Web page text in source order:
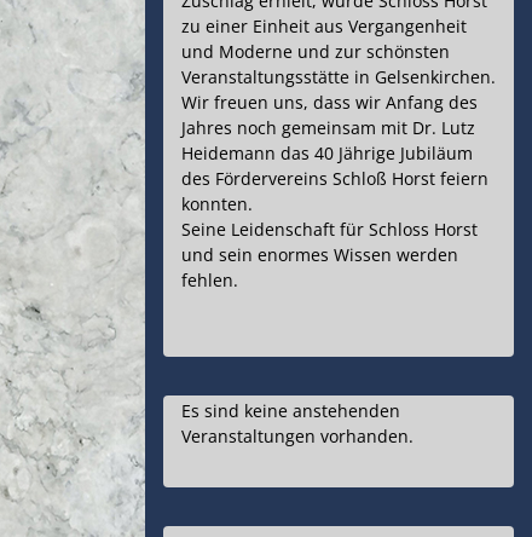
zu einer Einheit aus Vergangenheit
und Moderne und zur schönsten
Veranstaltungsstätte in Gelsenkirchen.
Wir freuen uns, dass wir Anfang des
Jahres noch gemeinsam mit Dr. Lutz
Heidemann das 40 Jährige Jubiläum
des Fördervereins Schloß Horst feiern
konnten.
Seine Leidenschaft für Schloss Horst
und sein enormes Wissen werden
fehlen.
Es sind keine anstehenden
Veranstaltungen vorhanden.